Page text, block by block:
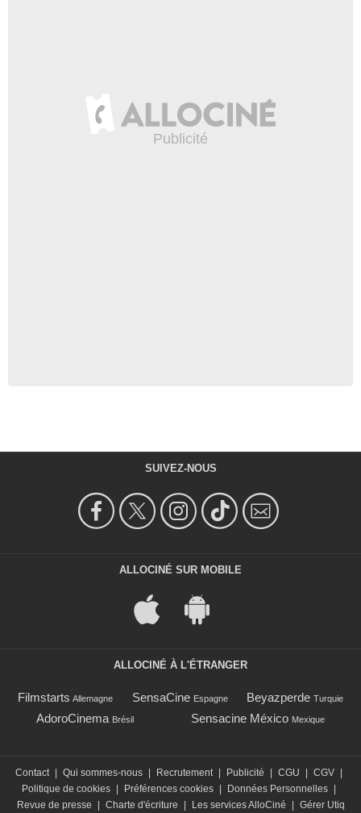
SUIVEZ-NOUS
ALLOCINÉ SUR MOBILE
ALLOCINÉ À L'ÉTRANGER
Filmstarts Allemagne SensaCine Espagne Beyazperde Turquie
AdoroCinema Brésil Sensacine México Mexique
Contact Qui sommes-nous Recrutement Publicité CGU CGV
Politique de cookies
Préférences cookies Données Personnelles
Revue de presse
Charte d'écriture Les services AlloCiné Gérer Utiq